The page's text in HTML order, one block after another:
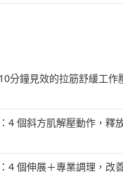
分鐘見效的拉筋舒緩工作
4 個斜方肌解壓動作，釋
4 個伸展＋專業調理，改